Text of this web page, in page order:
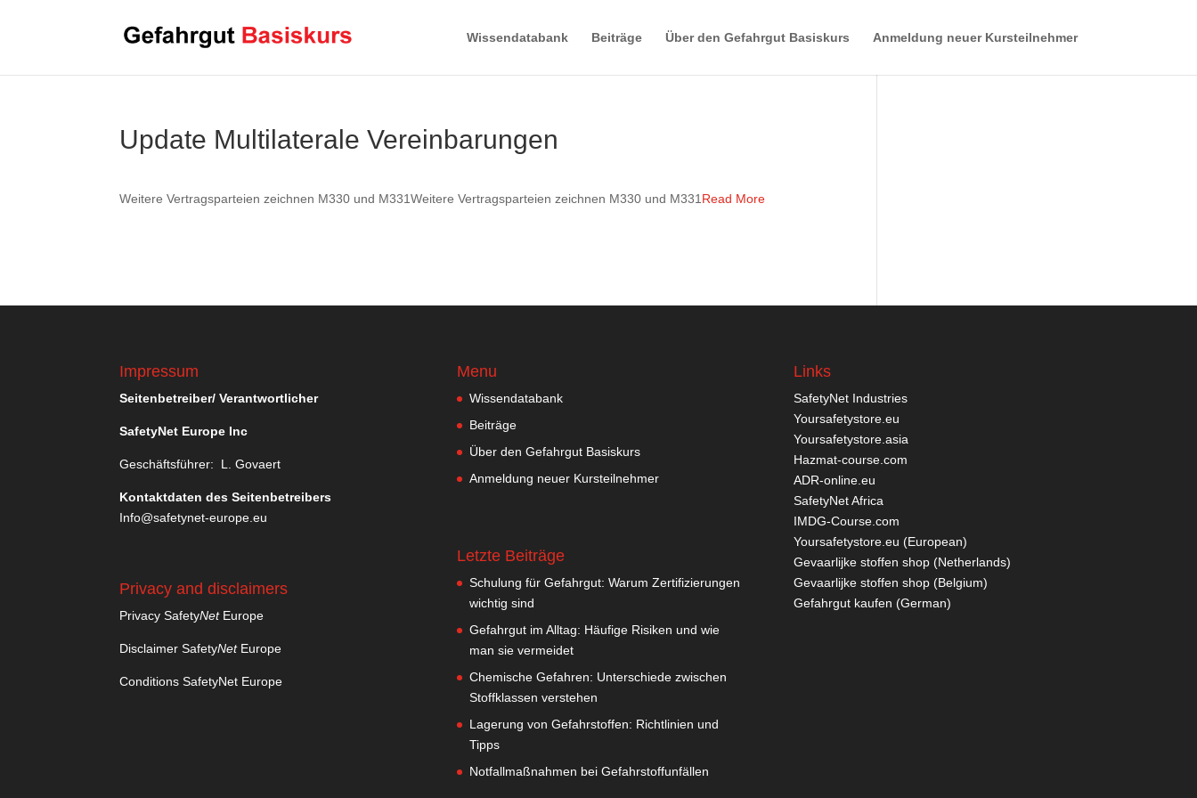
Wissendatabank Beiträge Über den Gefahrgut Basiskurs Anmeldung neuer Kursteilnehmer
Update Multilaterale Vereinbarungen
Weitere Vertragsparteien zeichnen M330 und M331Weitere Vertragsparteien zeichnen M330 und M331 Read More
Impressum
Seitenbetreiber/ Verantwortlicher
SafetyNet Europe Inc
Geschäftsführer: L. Govaert
Kontaktdaten des Seitenbetreibers
Info@safetynet-europe.eu
Privacy and disclaimers
Privacy SafetyNetEurope
Disclaimer SafetyNetEurope
Conditions SafetyNet Europe
Menu
Wissendatabank
Beiträge
Über den Gefahrgut Basiskurs
Anmeldung neuer Kursteilnehmer
Letzte Beiträge
Schulung für Gefahrgut: Warum Zertifizierungen
wichtig sind
Gefahrgut im Alltag: Häufige Risiken und wie
man sie vermeidet
Chemische Gefahren: Unterschiede zwischen
Stoffklassen verstehen
Lagerung von Gefahrstoffen: Richtlinien und
Tipps
Notfallmaßnahmen bei Gefahrstoffunfällen
Links
SafetyNet Industries
Yoursafetystore.eu
Yoursafetystore.asia
Hazmat-course.com
ADR-online.eu
SafetyNet Africa
IMDG-Course.com
Yoursafetystore.eu (European)
Gevaarlijke stoffen shop (Netherlands)
Gevaarlijke stoffen shop (Belgium)
Gefahrgut kaufen (German)